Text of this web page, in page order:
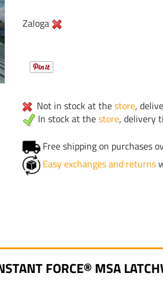
Zaloga
Not in stock at thestore,
In stock at thestore, delivery
Free shipping on purchases
Easy exchanges and returns
FORCE® MSA